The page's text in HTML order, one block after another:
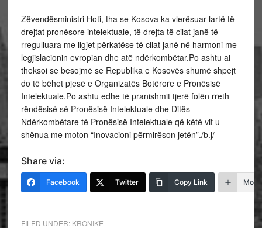
Zëvendësministri Hoti, tha se Kosova ka vlerësuar lartë të
drejtat pronësore intelektuale, të drejta të cilat janë të
rregulluara me ligjet përkatëse të cilat janë në harmoni me
legjislacionin evropian dhe atë ndërkombëtar.Po ashtu ai
theksoi se besojmë se Republika e Kosovës shumë shpejt
do të bëhet pjesë e Organizatës Botërore e Pronësisë
Intelektuale.Po ashtu edhe të pranishmit tjerë folën rreth
rëndësisë së Pronësisë Intelektuale dhe Ditës
Ndërkombëtare të Pronësisë Intelektuale që këtë vit u
shënua me moton “Inovacioni përmirëson jetën”./b.j/
Share via:
Facebook Twitter Copy Link More
FILED UNDER: KRONIKE